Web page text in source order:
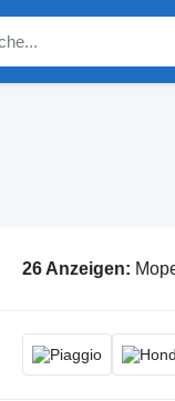
26 Anzeigen: